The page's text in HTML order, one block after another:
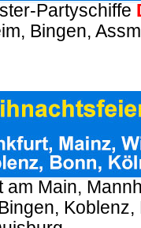
Partyschiffe
Bingen,
Main,
Koblenz,